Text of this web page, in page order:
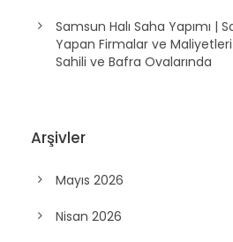
Samsun Halı Saha Yapımı |
Yapan Firmalar ve
Sahili ve Bafra Ovalarında
Arşivler
Mayıs 2026
Nisan 2026